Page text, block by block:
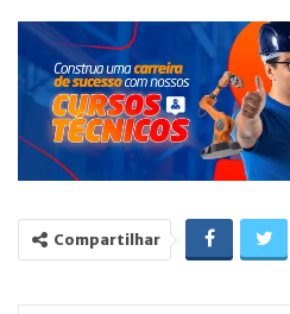
Compartilhar